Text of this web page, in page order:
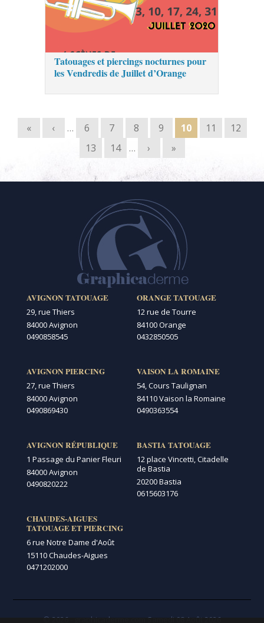
Tatouages et piercings nocturnes pour
les Vendredis de Juillet d’Orange
Pages
« ‹ … 6 7 8 9 10 11
12
13
14 … › »
AVIGNON TATOUAGE
29, rue Thiers
84000 Avignon
0490858545
AVIGNON PIERCING
27, rue Thiers
84000 Avignon
0490869430
AVIGNON RÉPUBLIQUE
1 Passage du Panier Fleuri
84000 Avignon
0490820222
CHAUDES-AIGUES
TATOUAGE ET PIERCING
6 rue Notre Dame d'Août
15110 Chaudes-Aigues
0471202000
ORANGE TATOUAGE
12 rue de Tourre
84100 Orange
0432850505
VAISON LA ROMAINE
54, Cours Taulignan
84110 Vaison la Romaine
0490363554
BASTIA TATOUAGE
12 place Vincetti, Citadelle
de Bastia
20200 Bastia
0615603176
© 2026 - graphicaderme.com Samedi 08 Août 2026